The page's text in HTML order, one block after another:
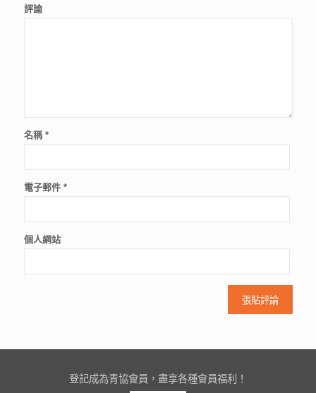
評論
名稱 *
電子郵件 *
個人網站
登記成為青協會員，盡享各種會員福利！